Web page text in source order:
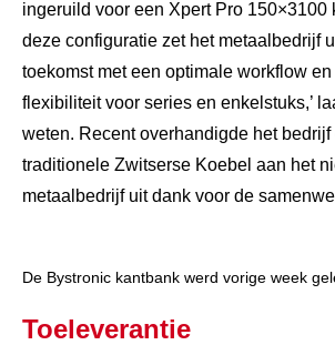
ingeruild voor een Xpert Pro 150×3100
deze configuratie zet het metaalbedrijf
toekomst met een optimale workflow
flexibiliteit voor series en enkelstuks,’
weten. Recent overhandigde het
traditionele Zwitserse Koebel aan het
metaalbedrijf uit dank voor de
De Bystronic kantbank werd vorige week
Toeleverantie